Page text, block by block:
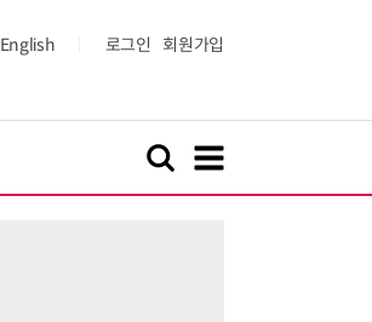
English 로그인 회원가입